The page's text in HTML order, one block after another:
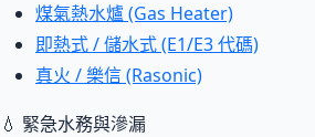
煤氣熱水爐 (Gas Heater)
即熱式 / 儲水式 (E1/E3 代碼)
真火 / 樂信 (Rasonic)
💧 緊急水務與滲漏